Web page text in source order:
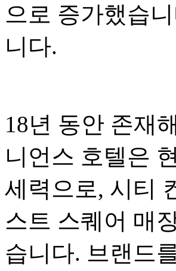
으로 증가했습
니다.
18년 동안 존재
니언스 호텔은
세력으로, 시티
스트 스퀘어 매
습니다. 브랜드